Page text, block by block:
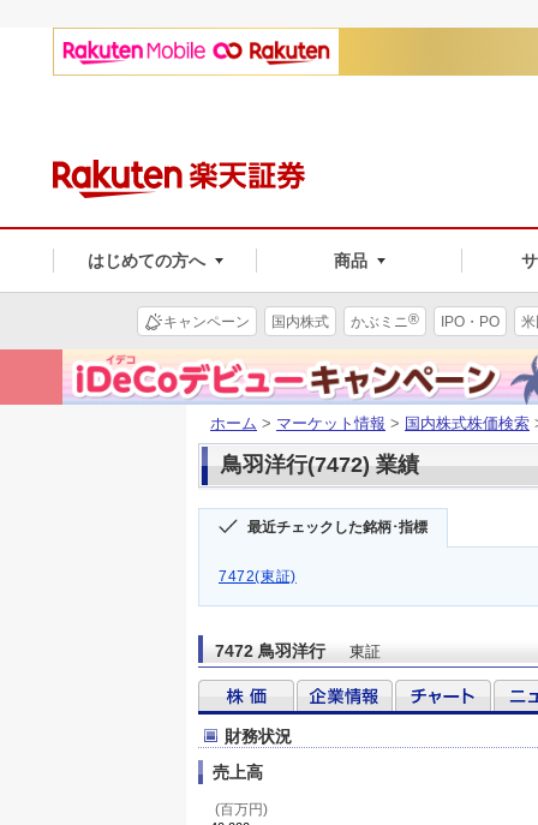
はじめての方へ 商品
キャンペーン 国内株式 かぶミニ® IPO・PO
ホーム > マーケット情報 > 国内株式株価検索
鳥羽洋行(7472) 業績
最近チェックした銘柄･指標
7472(東証)
7472 鳥羽洋行 東証